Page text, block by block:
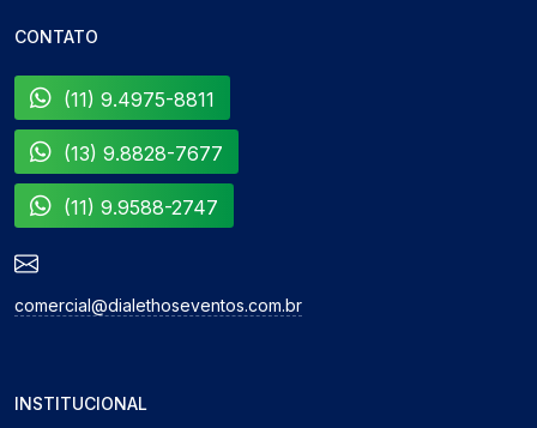
CONTATO
(11) 9.4975-8811
(13) 9.8828-7677
(11) 9.9588-2747
comercial@dialethoseventos.com.br
INSTITUCIONAL